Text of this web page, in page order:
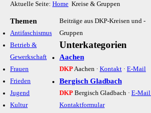
Aktuelle Seite: Home Kreise & Gruppen
Themen
Antifaschismus
Betrieb &
Gewerkschaft
Frauen
Frieden
Jugend
Kultur
Beiträge aus DKP-Kreisen und -
Gruppen
Unterkategorien
Aachen
DKPAachen · Kontakt· E-Mail
Bergisch Gladbach
DKPBergisch Gladbach · E-Mail
Kontaktformular